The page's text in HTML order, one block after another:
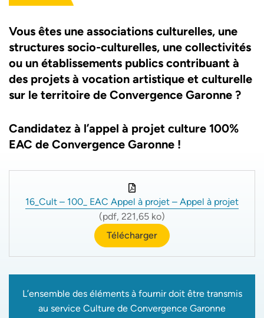
Vous êtes une associations culturelles, une
structures socio-culturelles, une collectivités
ou un établissements publics contribuant à
des projets à vocation artistique et culturelle
sur le territoire de Convergence Garonne ?
Candidatez à l’appel à projet culture 100%
EAC de Convergence Garonne !
16_Cult – 100_ EAC Appel à projet – Appel à projet
(pdf, 221,65 ko)
Télécharger
L’ensemble des éléments à fournir doit être transmis
au service Culture de Convergence Garonne